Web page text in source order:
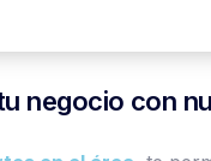
negocio con